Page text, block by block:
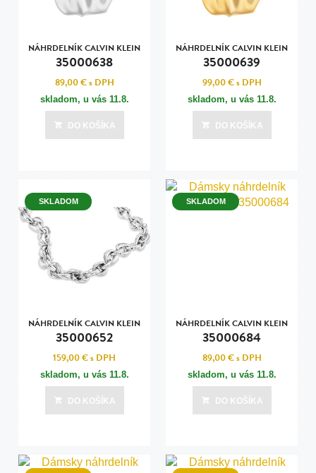
NÁHRDELNÍK CALVIN KLEIN
35000638
89,00 €s DPH
skladom, u vás 11.8.
DO KOŠÍKA
NÁHRDELNÍK CALVIN KLEIN
35000639
99,00 €s DPH
skladom, u vás 11.8.
DO KOŠÍKA
SKLADOM
NÁHRDELNÍK CALVIN KLEIN
35000652
159,00 €s DPH
skladom, u vás 11.8.
DO KOŠÍKA
SKLADOM
NÁHRDELNÍK CALVIN KLEIN
35000684
89,00 €s DPH
skladom, u vás 11.8.
DO KOŠÍKA